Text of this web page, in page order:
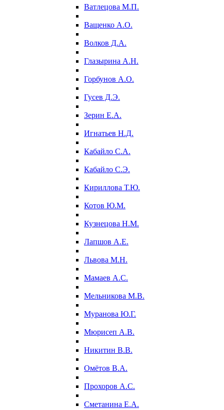
Ватлецова М.П.
Ващенко А.О.
Волков Д.А.
Глазырина А.Н.
Горбунов А.О.
Гусев Д.Э.
Зерин Е.А.
Игнатьев Н.Д.
Кабайло С.А.
Кабайло С.Э.
Кириллова Т.Ю.
Котов Ю.М.
Кузнецова Н.М.
Лапшов А.Е.
Львова М.Н.
Мамаев А.С.
Мельникова М.В.
Муранова Ю.Г.
Мюрисеп А.В.
Никитин В.В.
Омётов В.А.
Прохоров А.С.
Сметанина Е.А.